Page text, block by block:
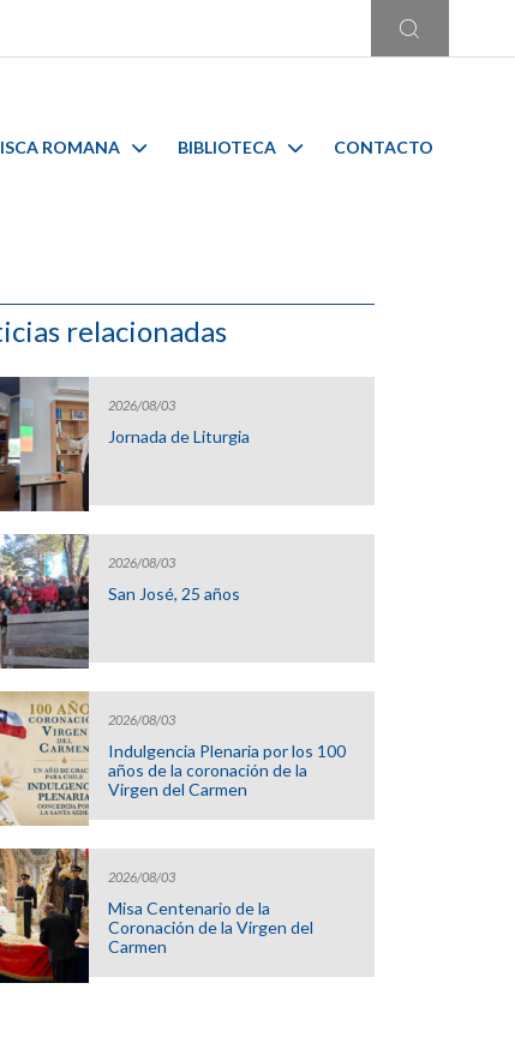
ROMANA BIBLIOTECA CONTACTO
relacionadas
2026/08/03
Jornada de Liturgia
2026/08/03
San José, 25 años
2026/08/03
Indulgencia Plenaria por los 100
años de la coronación de la
Virgen del Carmen
2026/08/03
Misa Centenario de la
Coronación de la Virgen del
Carmen